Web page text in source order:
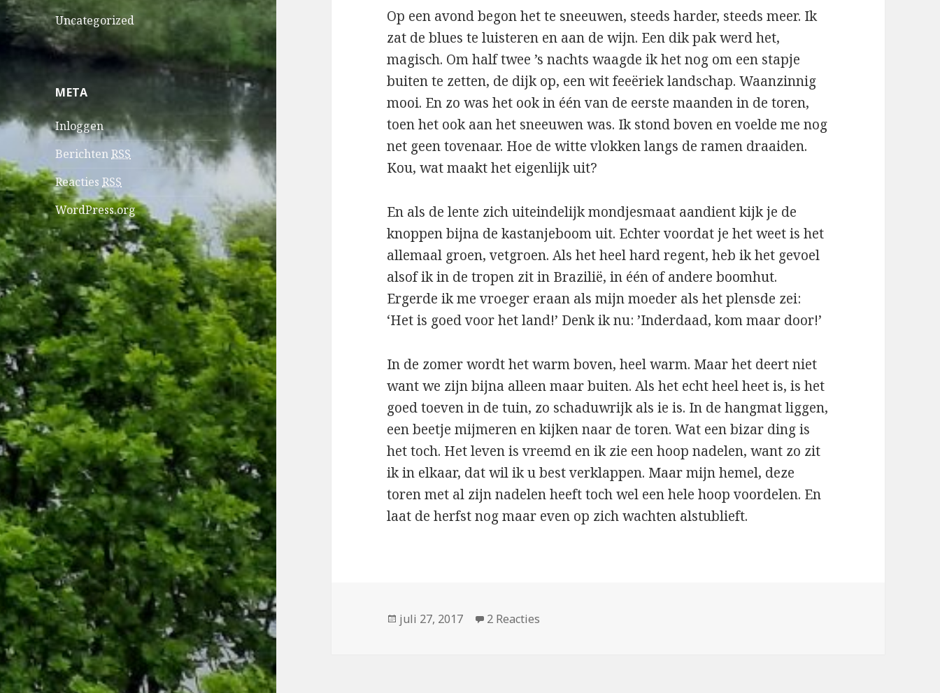
Uncategorized
META
Inloggen
BerichtenRSS
ReactiesRSS
WordPress.org
Op een avond begon het te sneeuwen, steeds harder, steeds meer. Ik
zat de blues te luisteren en aan de wijn. Een dik pak werd het,
magisch. Om half twee ’s nachts waagde ik het nog om een stapje
buiten te zetten, de dijk op, een wit feeëriek landschap. Waanzinnig
mooi. En zo was het ook in één van de eerste maanden in de toren,
toen het ook aan het sneeuwen was. Ik stond boven en voelde me nog
net geen tovenaar. Hoe de witte vlokken langs de ramen draaiden.
Kou, wat maakt het eigenlijk uit?
En als de lente zich uiteindelijk mondjesmaat aandient kijk je de
knoppen bijna de kastanjeboom uit. Echter voordat je het weet is het
allemaal groen, vetgroen. Als het heel hard regent, heb ik het gevoel
alsof ik in de tropen zit in Brazilië, in één of andere boomhut.
Ergerde ik me vroeger eraan als mijn moeder als het plensde zei:
‘Het is goed voor het land!’ Denk ik nu: ’Inderdaad, kom maar door!’
In de zomer wordt het warm boven, heel warm. Maar het deert niet
want we zijn bijna alleen maar buiten. Als het echt heel heet is, is het
goed toeven in de tuin, zo schaduwrijk als ie is. In de hangmat liggen,
een beetje mijmeren en kijken naar de toren. Wat een bizar ding is
het toch. Het leven is vreemd en ik zie een hoop nadelen, want zo zit
ik in elkaar, dat wil ik u best verklappen. Maar mijn hemel, deze
toren met al zijn nadelen heeft toch wel een hele hoop voordelen. En
laat de herfst nog maar even op zich wachten alstublieft.
Geplaatst
juli 27, 2017 2 Reacties